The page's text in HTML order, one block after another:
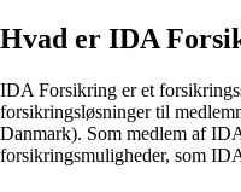
Hvad er IDA
IDA Forsikring er et
forsikringsløsninger til
Danmark). Som medlem af
forsikringsmuligheder, som